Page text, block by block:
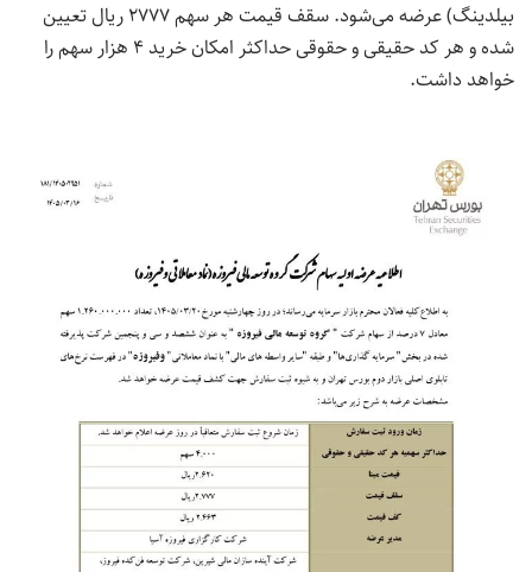
بیلدینگ) عرضه می‌شود. سقف قیمت هر سهم ۲۷۷۷ ریال تعیین
شده و هر کد حقیقی و حقوقی حداکثر امکان خرید ۴ هزار سهم را
خواهد داشت.